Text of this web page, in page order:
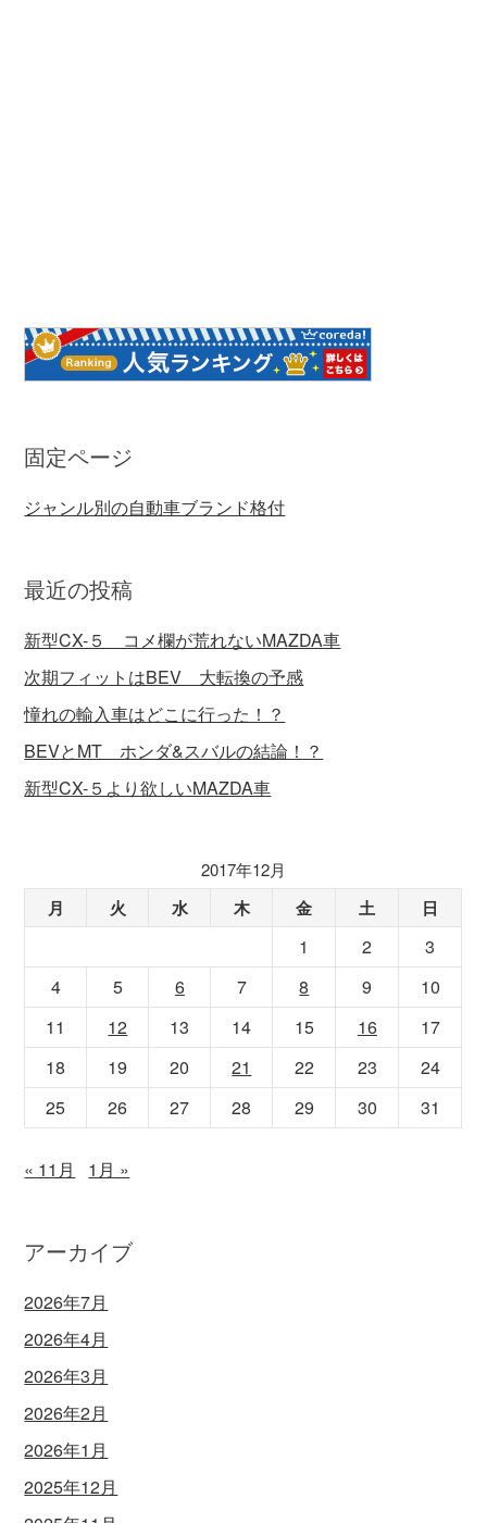
固定ページ
ジャンル別の自動車ブランド格付
最近の投稿
新型CX-５ コメ欄が荒れないMAZDA車
次期フィットはBEV 大転換の予感
憧れの輸入車はどこに行った！？
BEVとMT ホンダ&スバルの結論！？
新型CX-５より欲しいMAZDA車
2017年12月
月 火 水 木 金 土 日
1 2
3
4
5 6 7 8 9
10
11
12 13 14 15 16
17
18
19 20 21 22 23
24
25
26 27 28 29 30 31
« 11月 1月 »
アーカイブ
2026年7月
2026年4月
2026年3月
2026年2月
2026年1月
2025年12月